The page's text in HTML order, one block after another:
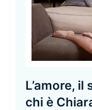
L’amore, il
chi è